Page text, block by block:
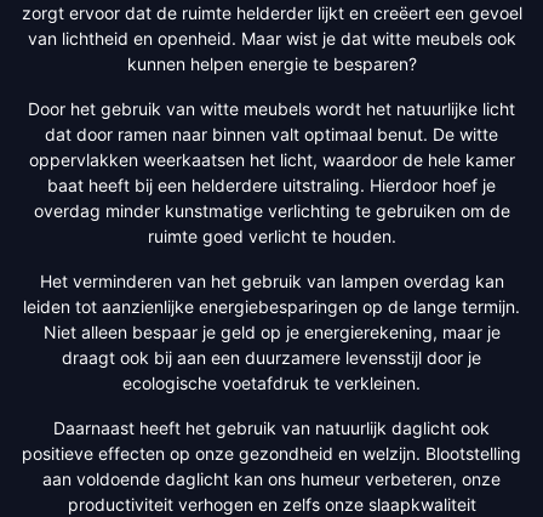
zorgt ervoor dat de ruimte helderder lijkt en creëert een gevoel
van lichtheid en openheid. Maar wist je dat witte meubels ook
kunnen helpen energie te besparen?
Door het gebruik van witte meubels wordt het natuurlijke licht
dat door ramen naar binnen valt optimaal benut. De witte
oppervlakken weerkaatsen het licht, waardoor de hele kamer
baat heeft bij een helderdere uitstraling. Hierdoor hoef je
overdag minder kunstmatige verlichting te gebruiken om de
ruimte goed verlicht te houden.
Het verminderen van het gebruik van lampen overdag kan
leiden tot aanzienlijke energiebesparingen op de lange termijn.
Niet alleen bespaar je geld op je energierekening, maar je
draagt ook bij aan een duurzamere levensstijl door je
ecologische voetafdruk te verkleinen.
Daarnaast heeft het gebruik van natuurlijk daglicht ook
positieve effecten op onze gezondheid en welzijn. Blootstelling
aan voldoende daglicht kan ons humeur verbeteren, onze
productiviteit verhogen en zelfs onze slaapkwaliteit